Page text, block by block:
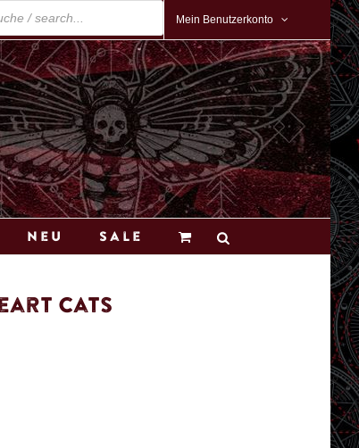
Mein Benutzerkonto
Neu Sale
Cats